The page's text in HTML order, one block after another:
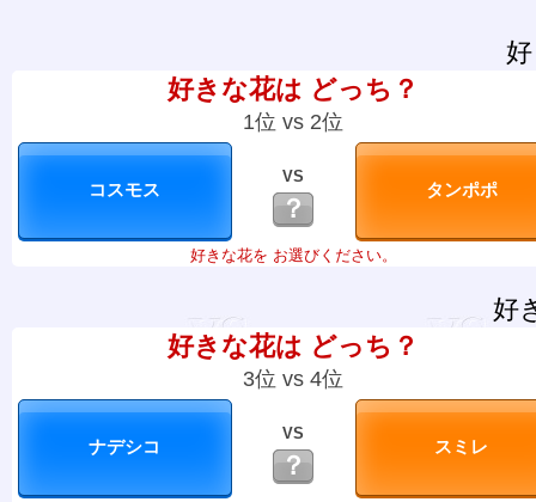
好きな花は どっち？
1位 vs 2位
VS
？
好きな花を お選びください。
好
好きな花は どっち？
3位 vs 4位
VS
？